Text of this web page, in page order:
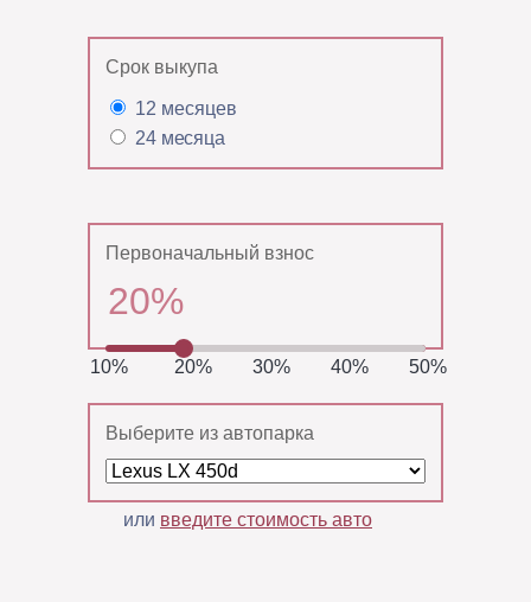
Срок выкупа
12 месяцев
24 месяца
Первоначальный взнос
10% 20% 30% 40% 50%
Выберите из автопарка
или введите стоимость авто